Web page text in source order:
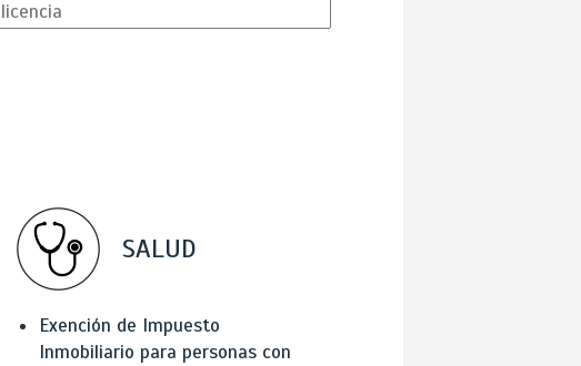
SALUD
Exención de Impuesto
Inmobiliario para personas con